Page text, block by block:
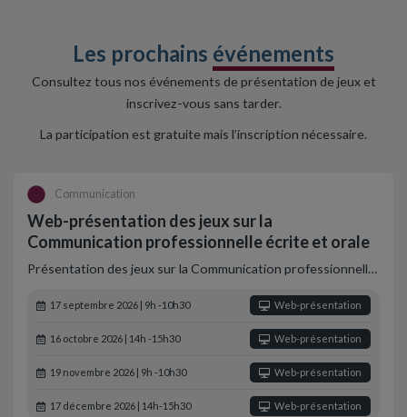
Les prochains événements
Consultez tous nos événements de présentation de jeux et
inscrivez-vous sans tarder.
La participation est gratuite mais l’inscription nécessaire.
Communication
Web-présentation des jeux sur la
Communication professionnelle écrite et orale
Présentation des jeux sur la Communication professionnell…
17 septembre 2026 | 9h -10h30 Web-présentation
16 octobre 2026 | 14h -15h30 Web-présentation
19 novembre 2026 | 9h -10h30 Web-présentation
17 décembre 2026 | 14h-15h30 Web-présentation